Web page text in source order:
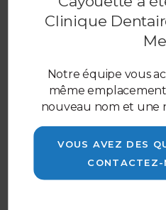
Sourire
Clinique
Notre équipe vous
même
nouveau nom et une
VOUS AVEZ DES
CONTACTEZ-